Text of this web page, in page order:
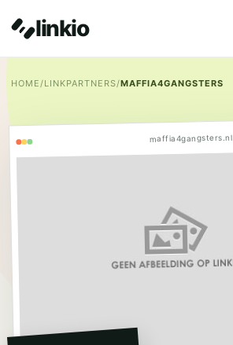
linkio
HOME/LINKPARTNERS/MAFFIA4GANGSTERS
maffia4gangsters.nl